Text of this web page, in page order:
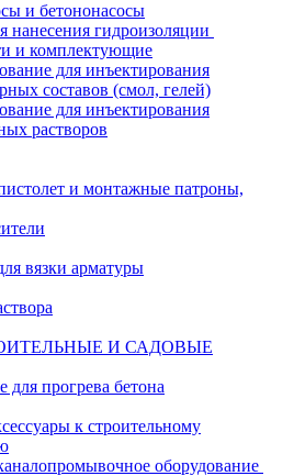
и бетононасосы
нанесения гидроизоляции
и комплектующие
для инъектирования
составов (смол, гелей)
для инъектирования
растворов
и монтажные патроны,
вязки арматуры
И САДОВЫЕ
для прогрева бетона
к строительному
оборудование